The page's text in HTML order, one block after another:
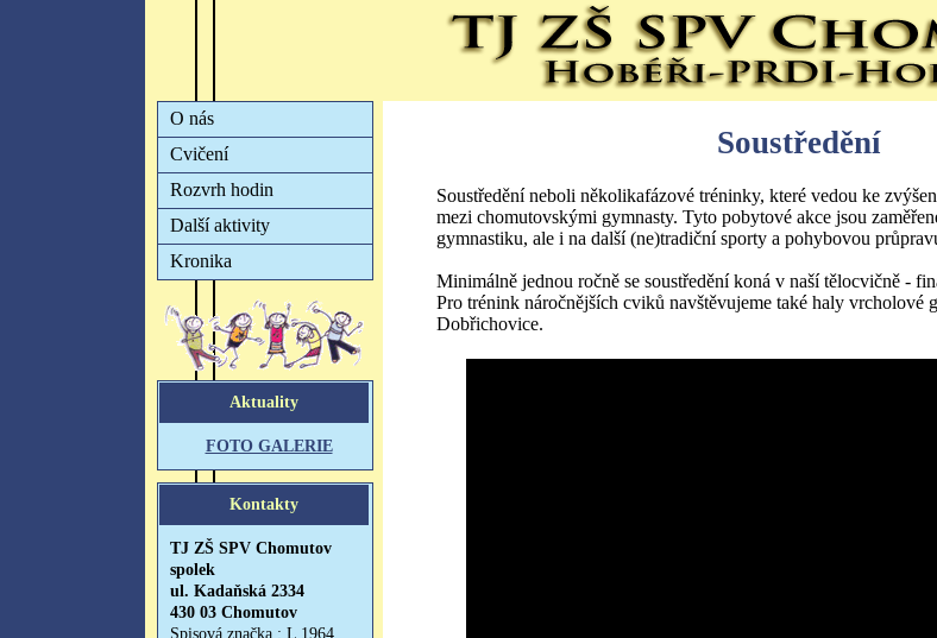
Soustředění
Soustředění neboli několikafázové tréninky, které vedou ke
mezi chomutovskými gymnasty. Tyto pobytové akce jsou
gymnastiku, ale i na další (ne)tradiční sporty a pohybovou
Minimálně jednou ročně se soustředění koná v naší tělocvičně -
Pro trénink náročnějších cviků navštěvujeme také haly vrcholové
Dobřichovice.